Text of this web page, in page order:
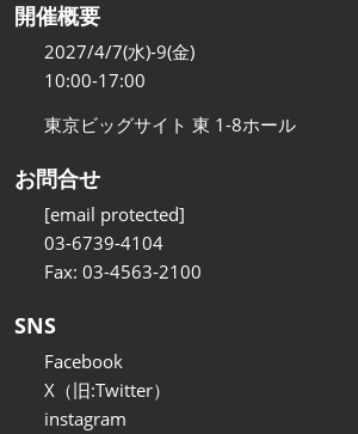
開催概要
2027/4/7(水)-9(金)
10:00-17:00
東京ビッグサイト 東 1-8ホール
お問合せ
[email protected]
03-6739-4104
Fax: 03-4563-2100
SNS
Facebook
X（旧:Twitter）
instagram